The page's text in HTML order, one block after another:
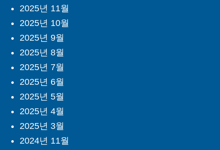
2025년 11월
2025년 10월
2025년 9월
2025년 8월
2025년 7월
2025년 6월
2025년 5월
2025년 4월
2025년 3월
2024년 11월